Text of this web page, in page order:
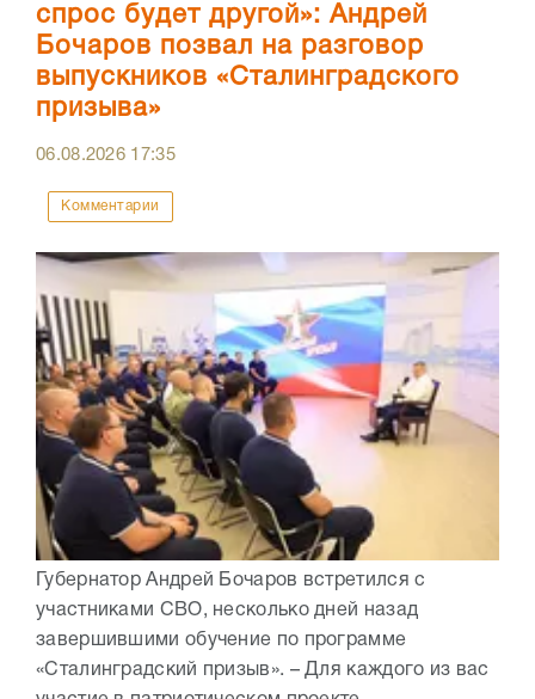
спрос будет другой»: Андрей
Бочаров позвал на разговор
выпускников «Сталинградского
призыва»
06.08.2026 17:35
Комментарии
Губернатор Андрей Бочаров встретился с
участниками СВО, несколько дней назад
завершившими обучение по программе
«Сталинградский призыв». – Для каждого из вас